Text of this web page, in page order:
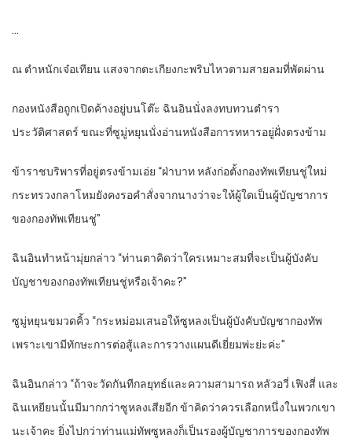
…
ณ ตำหนักเจ๋อเทียน แสงจากตะเกียงกะพริบไหวตามสายลมที่พัดผ่าน
กองหนังสือถูกเปิดค้างอยู่บนโต๊ะ ฉินอินนั่งลงทบทวนตำรา
ประวัติศาสตร์ ขณะที่ซูมู่หยุนนั่งอ่านหนังสือการทหารอยู่ฝั่งตรงข้าม
ข้าราชบริพารที่อยู่ตรงข้ามเอ่ย “ฝ่าบาท หลังก่อตั้งกองทัพเทียนชู่ใหม่
กระทรวงกลาโหมยังคงรอคำสั่งจากนางว่าจะให้ผู้ใดเป็นผู้บัญชาการ
ของกองทัพเทียนชู่”
ฉินอินทำหน้ามุ่ยกล่าว “ท่านตาคิดว่าใครเหมาะสมที่จะเป็นผู้บังคับ
บัญชาของกองทัพเทียนชู่หรือเจ้าคะ?”
ซูมู่หยุนขมวดคิ้ว “กระหม่อมเสนอให้ซูหลงเป็นผู้บังคับบัญชากองทัพ
เพราะเขามีทักษะการต่อสู้และการวางแผนดีเยี่ยมพ่ะย่ะค่ะ”
ฉินอินกล่าว “ถ้าจะวัดกันทีกลยุทธ์และความสามารถ หลัวอวี่ เฟิงสี่ และ
ฉินเหยียนนั้นมีมากกว่าซูหลงเสียอีก ข้าคิดว่าควรเลือกหนึ่งในพวกเขา
นะเจ้าคะ ยิ่งไปกว่าท่านแม่ทัพซูหลงก็เป็นรองผู้บัญชาการของกองทัพ